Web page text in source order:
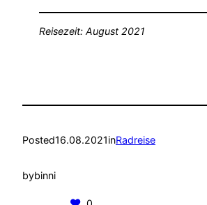
Reisezeit: August 2021
Posted16.08.2021inRadreise
bybinni